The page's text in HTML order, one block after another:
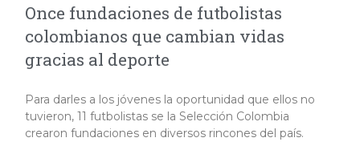
Once fundaciones de futbolistas
colombianos que cambian vidas
gracias al deporte
Para darles a los jóvenes la oportunidad que ellos no
tuvieron, 11 futbolistas se la Selección Colombia
crearon fundaciones en diversos rincones del país.​